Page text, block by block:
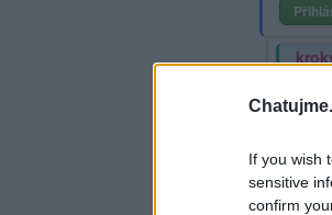
If you wish
sensitive
confirm